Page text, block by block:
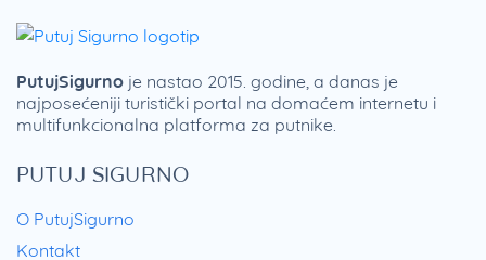
PUTUJ SIGURNO
O PutujSigurno
Kontakt
PutujSigurno je nastao 2015. godine, a danas je
najposećeniji turistički portal na domaćem internetu i
multifunkcionalna platforma za putnike.